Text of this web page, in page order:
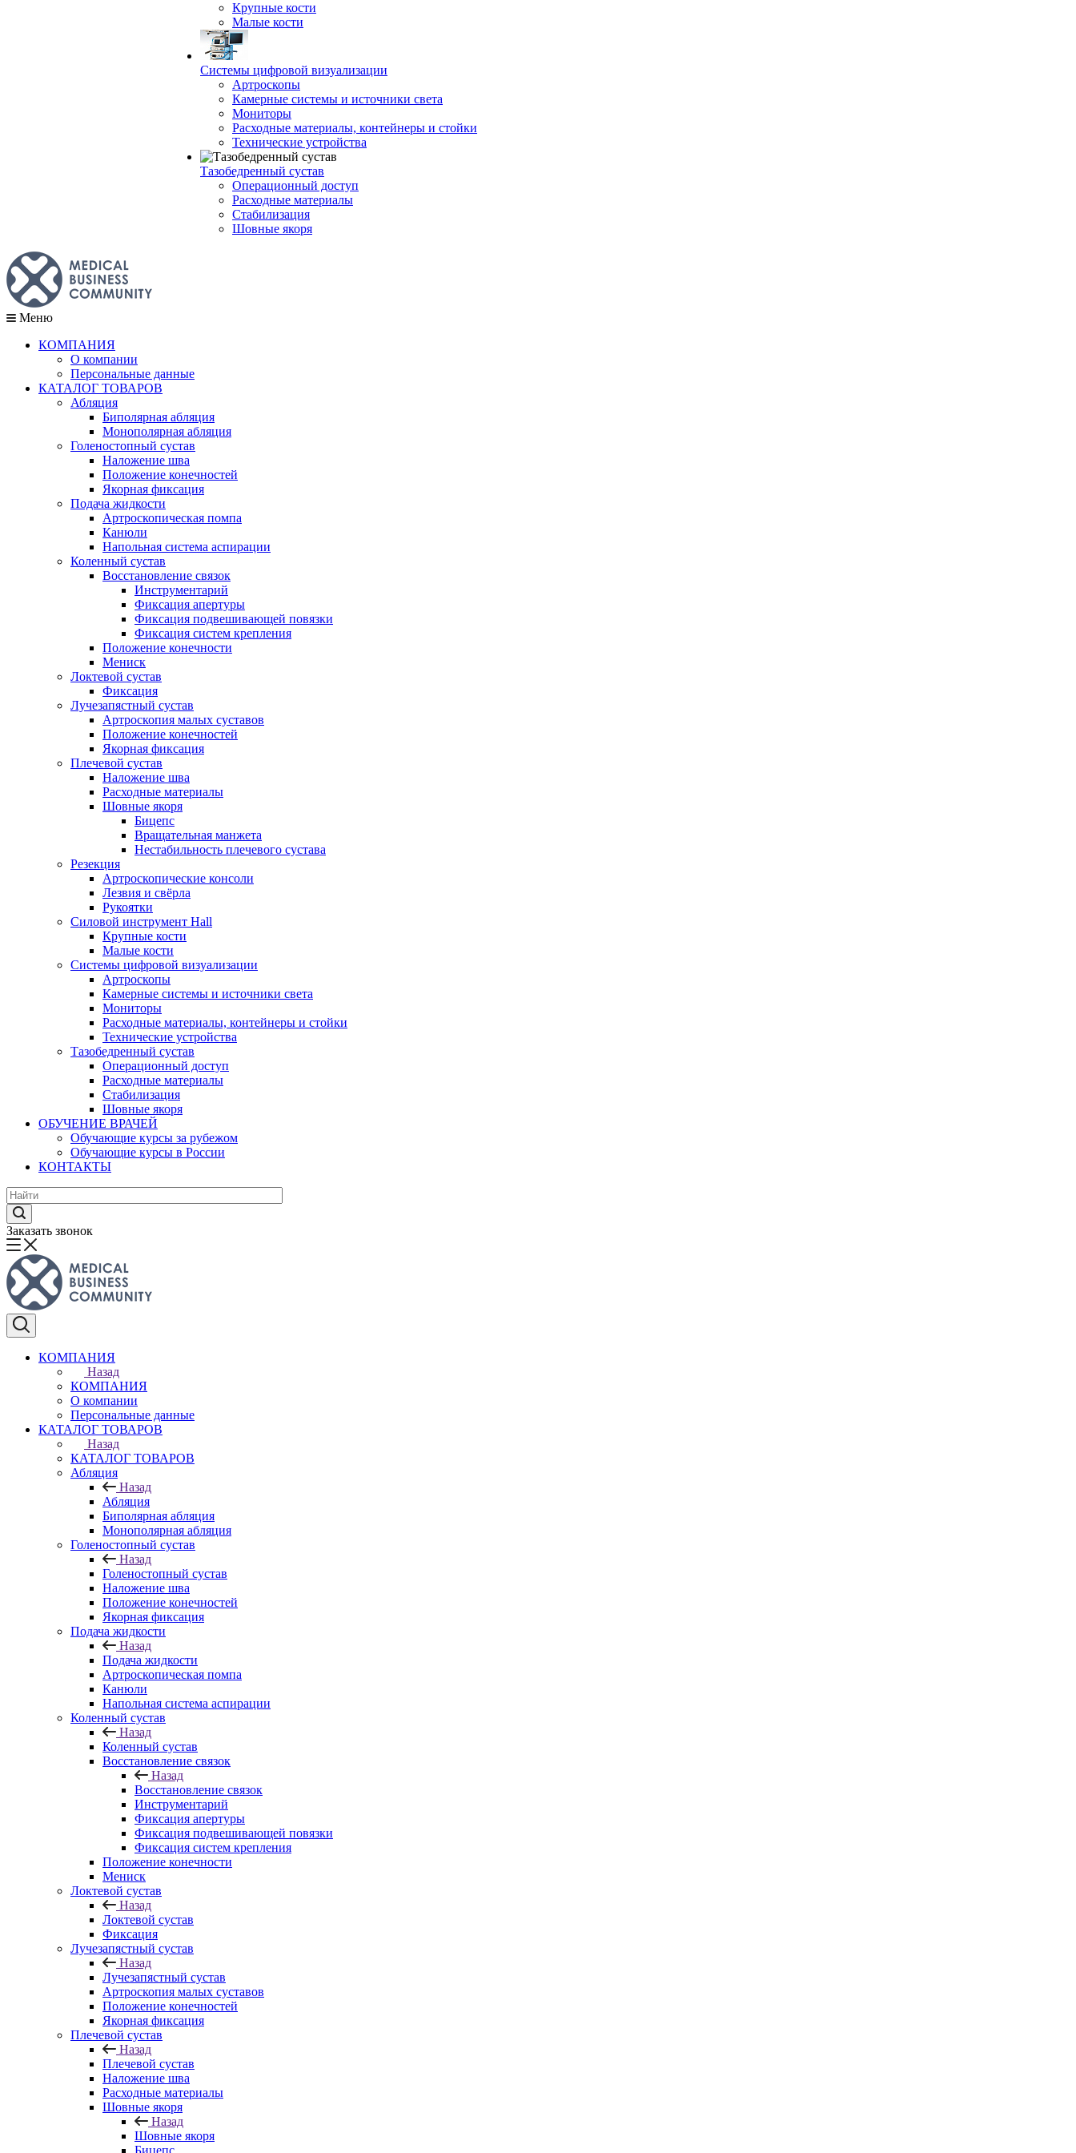
Крупные кости
Малые кости
Системы цифровой визуализации
Артроскопы
Камерные системы и источники света
Мониторы
Расходные материалы, контейнеры и стойки
Технические устройства
Тазобедренный сустав
Операционный доступ
Расходные материалы
Стабилизация
Шовные якоря
Меню
КОМПАНИЯ
О компании
Персональные данные
КАТАЛОГ ТОВАРОВ
Абляция
Биполярная абляция
Монополярная абляция
Голеностопный сустав
Наложение шва
Положение конечностей
Якорная фиксация
Подача жидкости
Артроскопическая помпа
Канюли
Напольная система аспирации
Коленный сустав
Восстановление связок
Инструментарий
Фиксация апертуры
Фиксация подвешивающей повязки
Фиксация систем крепления
Положение конечности
Мениск
Локтевой сустав
Фиксация
Лучезапястный сустав
Артроскопия малых суставов
Положение конечностей
Якорная фиксация
Плечевой сустав
Наложение шва
Расходные материалы
Шовные якоря
Бицепс
Вращательная манжета
Нестабильность плечевого сустава
Резекция
Артроскопические консоли
Лезвия и свёрла
Рукоятки
Силовой инструмент Hall
Крупные кости
Малые кости
Системы цифровой визуализации
Артроскопы
Камерные системы и источники света
Мониторы
Расходные материалы, контейнеры и стойки
Технические устройства
Тазобедренный сустав
Операционный доступ
Расходные материалы
Стабилизация
Шовные якоря
ОБУЧЕНИЕ ВРАЧЕЙ
Обучающие курсы за рубежом
Обучающие курсы в России
КОНТАКТЫ
Заказать звонок
КОМПАНИЯ
Назад
КОМПАНИЯ
О компании
Персональные данные
КАТАЛОГ ТОВАРОВ
Назад
КАТАЛОГ ТОВАРОВ
Абляция
Назад
Абляция
Биполярная абляция
Монополярная абляция
Голеностопный сустав
Назад
Голеностопный сустав
Наложение шва
Положение конечностей
Якорная фиксация
Подача жидкости
Назад
Подача жидкости
Артроскопическая помпа
Канюли
Напольная система аспирации
Коленный сустав
Назад
Коленный сустав
Восстановление связок
Назад
Восстановление связок
Инструментарий
Фиксация апертуры
Фиксация подвешивающей повязки
Фиксация систем крепления
Положение конечности
Мениск
Локтевой сустав
Назад
Локтевой сустав
Фиксация
Лучезапястный сустав
Назад
Лучезапястный сустав
Артроскопия малых суставов
Положение конечностей
Якорная фиксация
Плечевой сустав
Назад
Плечевой сустав
Наложение шва
Расходные материалы
Шовные якоря
Назад
Шовные якоря
Бицепс